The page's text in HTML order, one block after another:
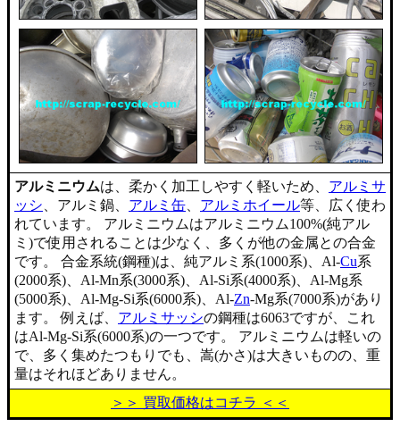
アルミニウムは、柔かく加工しやすく軽いため、 アルミサ
ッシ 、アルミ鍋、 アルミ缶 アルミホイール等、広く使わ
れています。 アルミニウムはアルミニウム100%(純アル
ミ)で使用されることは少なく、多くが他の金属との合金
です。 合金系統(鋼種)は、純アルミ系(1000系)、Al-Cu系
(2000系)、Al-Mn系(3000系)、Al-Si系(4000系)、Al-Mg系
(5000系)、Al-Mg-Si系(6000系)、Al-Zn-Mg系(7000系)があり
ます。 例えば、 アルミサッシの鋼種は6063ですが、これ
はAl-Mg-Si系(6000系)の一つです。 アルミニウムは軽いの
で、多く集めたつもりでも、嵩(かさ)は大きいものの、重
量はそれほどありません。
＞＞ 買取価格はコチラ ＜＜